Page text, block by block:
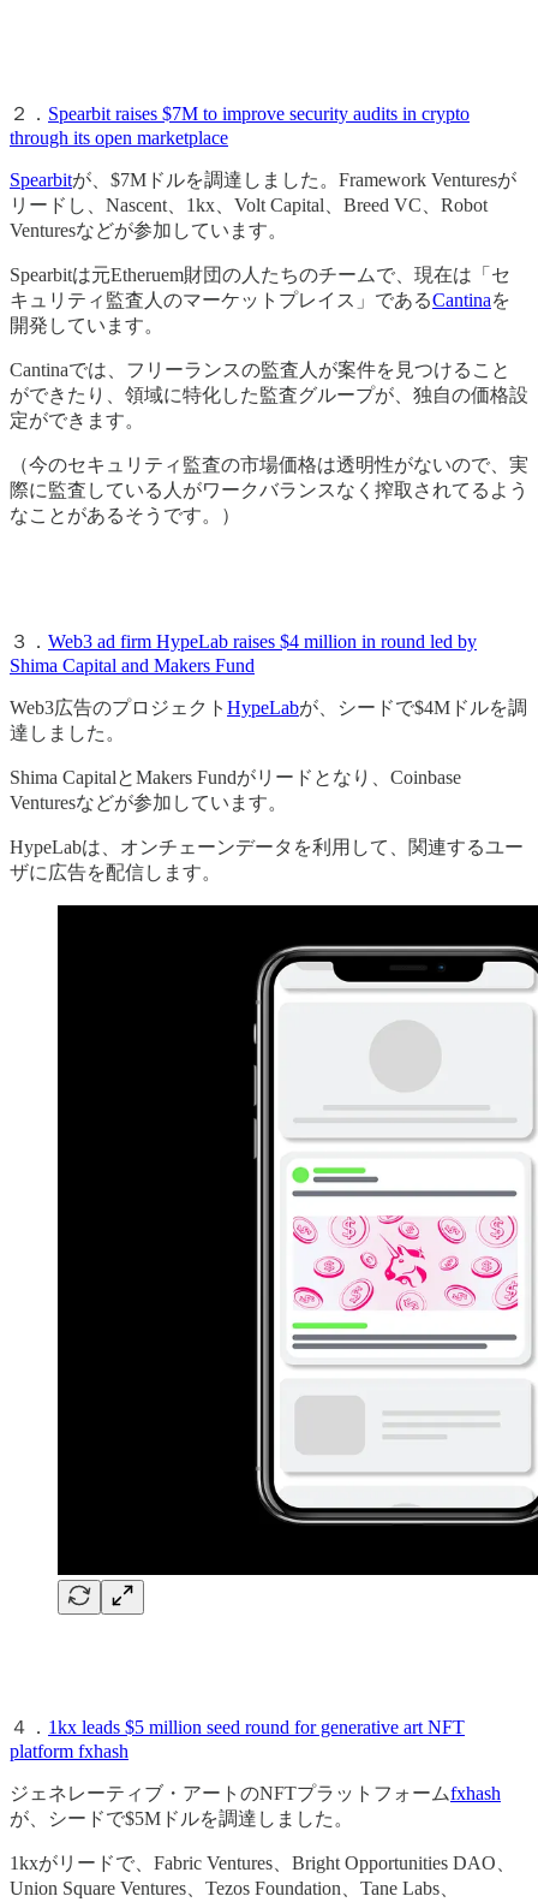
２． Spearbit raises $7M to improve security audits in crypto
through its open marketplace
Spearbitが、$7Mドルを調達しました。Framework Venturesが
リードし、Nascent、1kx、Volt Capital、Breed VC、Robot
Venturesなどが参加しています。
Spearbitは元Etheruem財団の人たちのチームで、現在は「セ
キュリティ監査人のマーケットプレイス」であるCantinaを
開発しています。
Cantinaでは、フリーランスの監査人が案件を見つけること
ができたり、領域に特化した監査グループが、独自の価格設
定ができます。
（今のセキュリティ監査の市場価格は透明性がないので、実
際に監査している人がワークバランスなく搾取されてるよう
なことがあるそうです。）
３． Web3 ad firm HypeLab raises $4 million in round led by
Shima Capital and Makers Fund
Web3広告のプロジェクト HypeLabが、シードで$4Mドルを調
達しました。
Shima CapitalとMakers Fundがリードとなり、Coinbase
Venturesなどが参加しています。
HypeLabは、オンチェーンデータを利用して、関連するユー
ザに広告を配信します。
４． 1kx leads $5 million seed round for generative art NFT
platform fxhash
ジェネレーティブ・アートのNFTプラットフォームfxhash
が、シードで$5Mドルを調達しました。
1kxがリードで、Fabric Ventures、Bright Opportunities DAO、
Union Square Ventures、Tezos Foundation、Tane Labs、